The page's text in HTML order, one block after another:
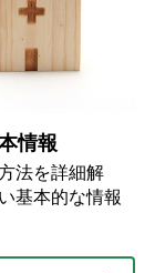
情報
法を詳細解
基本的な情報